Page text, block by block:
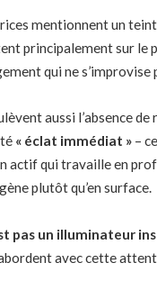
mentionnent un teint
principalement sur le
qui ne s’improvise
aussi l’absence de
« éclat immédiat » –
actif qui travaille en
plutôt qu’en surface.
pas un illuminateur
avec cette